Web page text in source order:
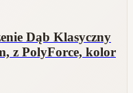
Dąb Klasyczny
z PolyForce, kolor